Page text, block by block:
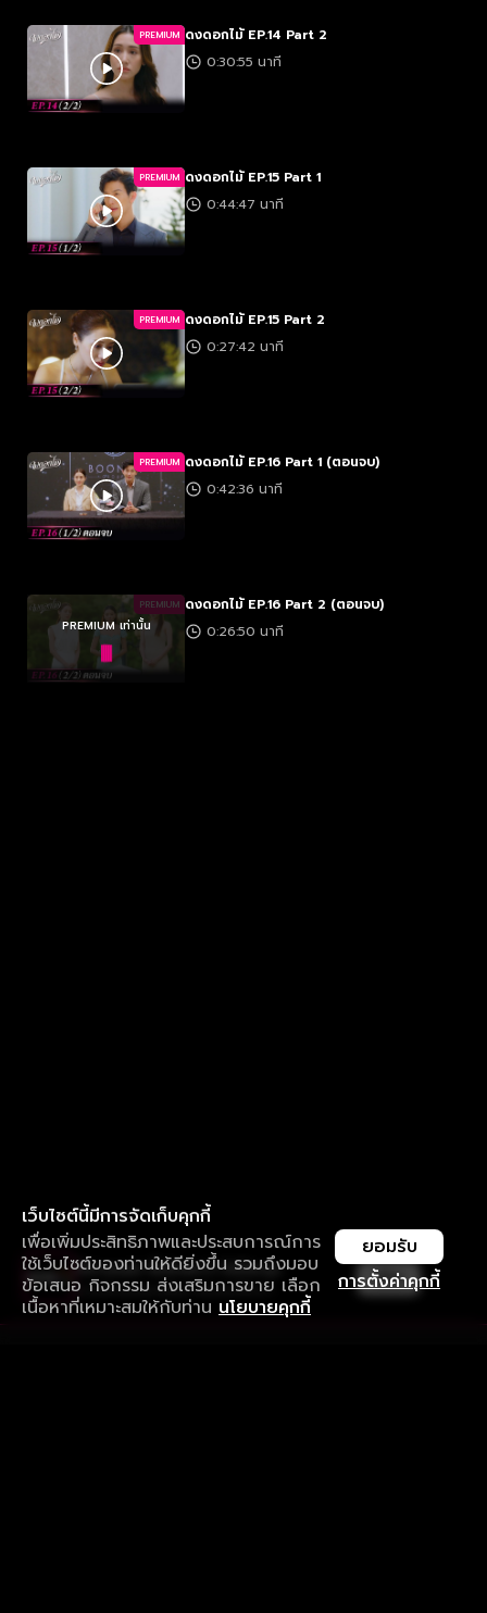
PREMIUM ดงดอกไม้ EP.14 Part 2
0:30:55 นาที
PREMIUM ดงดอกไม้ EP.15 Part 1
0:44:47 นาที
PREMIUM ดงดอกไม้ EP.15 Part 2
0:27:42 นาที
PREMIUM ดงดอกไม้ EP.16 Part 1 (ตอนจบ)
0:42:36 นาที
PREMIUM
PREMIUM เท่านั้น
ดงดอกไม้ EP.16 Part 2 (ตอนจบ)
0:26:50 นาที
เว็บไซต์นี้มีการจัดเก็บคุกกี้
เพื่อเพิ่มประสิทธิภาพและประสบการณ์การ
ใช้เว็บไซต์ของท่านให้ดียิ่งขึ้น รวมถึงมอบ
ข้อเสนอ กิจกรรม ส่งเสริมการขาย เลือก
เนื้อหาที่เหมาะสมให้กับท่าน นโยบายคุกกี้
การตั้งค่าคุกกี้
ยอมรับ
ใช้งานแอป ลื่นไหลกว่า ไม่มีสะดุด
ดาวน์โหลดแอปเพื่อการรับชมที่ดีกว่า เปิด